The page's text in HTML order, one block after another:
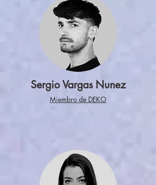
Sergio Vargas Nunez
Miembro de DEKO